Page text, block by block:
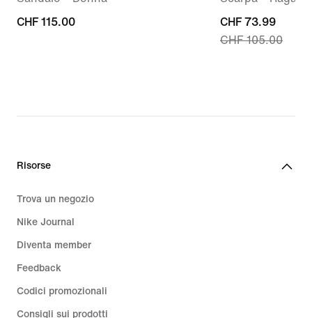
CHF
CHF 115.00
current
price
price
CHF 73.99
CHF 105.00
Risorse
Trova un negozio
Nike Journal
Diventa member
Feedback
Codici promozionali
Consigli sui prodotti